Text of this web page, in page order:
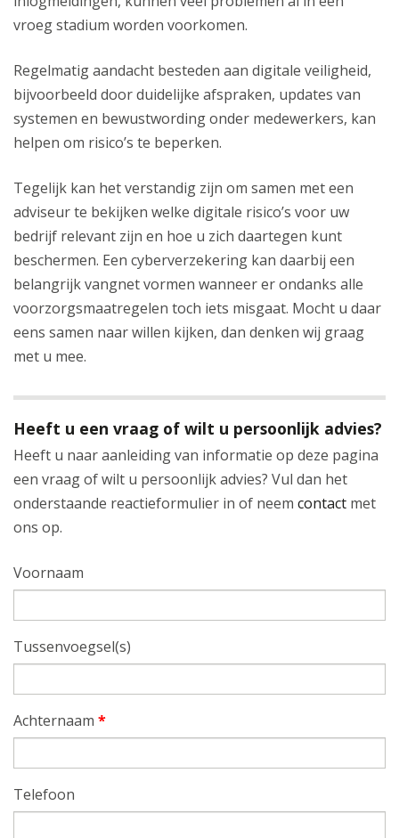
vroeg stadium worden voorkomen.
Regelmatig aandacht besteden aan digitale veiligheid,
bijvoorbeeld door duidelijke afspraken, updates van
systemen en bewustwording onder medewerkers, kan
helpen om risico’s te beperken.
Tegelijk kan het verstandig zijn om samen met een
adviseur te bekijken welke digitale risico’s voor uw
bedrijf relevant zijn en hoe u zich daartegen kunt
beschermen. Een cyberverzekering kan daarbij een
belangrijk vangnet vormen wanneer er ondanks alle
voorzorgsmaatregelen toch iets misgaat. Mocht u daar
eens samen naar willen kijken, dan denken wij graag
met u mee.
Heeft u een vraag of wilt u persoonlijk advies?
Heeft u naar aanleiding van informatie op deze pagina
een vraag of wilt u persoonlijk advies? Vul dan het
onderstaande reactieformulier in of neem contact met
ons op.
Voornaam
Tussenvoegsel(s)
Achternaam *
Telefoon